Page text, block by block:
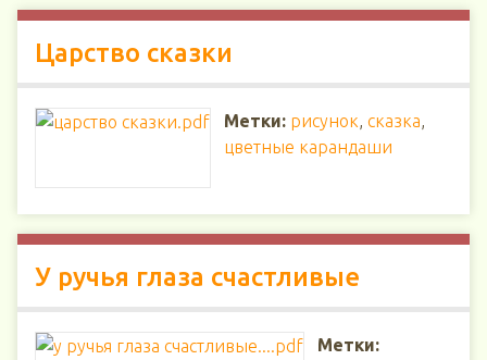
Царство сказки
Метки: рисунок, сказка,
цветные карандаши
У ручья глаза счастливые
Метки: